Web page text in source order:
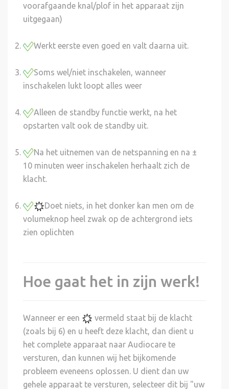
voorafgaande knal/plof in het apparaat zijn
uitgegaan)
Werkt eerste even goed en valt daarna uit.
Soms wel/niet inschakelen, wanneer
inschakelen lukt loopt alles weer
Alleen de standby functie werkt, na het
opstarten valt ook de standby uit.
Na het uitnemen van de netspanning en na ±
10 minuten weer inschakelen herhaalt zich de
klacht.
Doet niets, in het donker kan men om de
volumeknop heel zwak op de achtergrond iets
zien oplichten
Hoe gaat het in zijn werk!
Wanneer er een
vermeld staat bij de klacht
(zoals bij 6) en u heeft deze klacht, dan dient u
het complete apparaat naar Audiocare te
versturen, dan kunnen wij het bijkomende
probleem eveneens oplossen. U dient dan uw
gehele apparaat te versturen, selecteer dit bij "uw